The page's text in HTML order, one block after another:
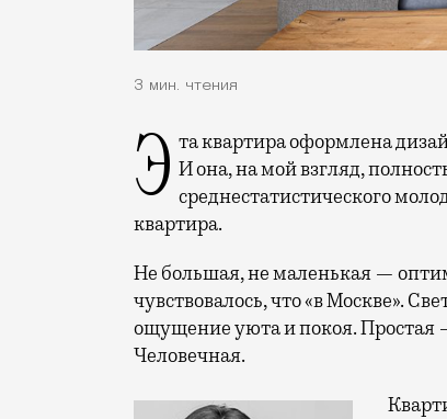
3 мин. чтения
Эта квартира оформлена дизайнером Линой Князевой для молодой пары с собакой. И она, на мой взгляд,
среднестатистического
квартира.
Не большая, не маленькая —
чувствовалось, что «в Москве».
ощущение уюта и покоя. Простая
Человечная.